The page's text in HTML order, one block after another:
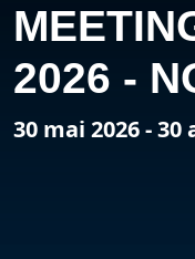
2026 -
30 mai 2026 - 30